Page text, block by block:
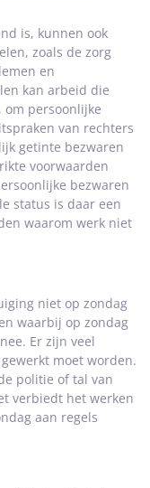
is, kunnen ook
zoals de zorg
en
kan arbeid die
om persoonlijke
van rechters
getinte bezwaren
voorwaarden
bezwaren
status is daar een
waarom werk niet
niet op zondag
waarbij op zondag
Er zijn veel
moet worden.
politie of tal van
verbiedt het werken
aan regels